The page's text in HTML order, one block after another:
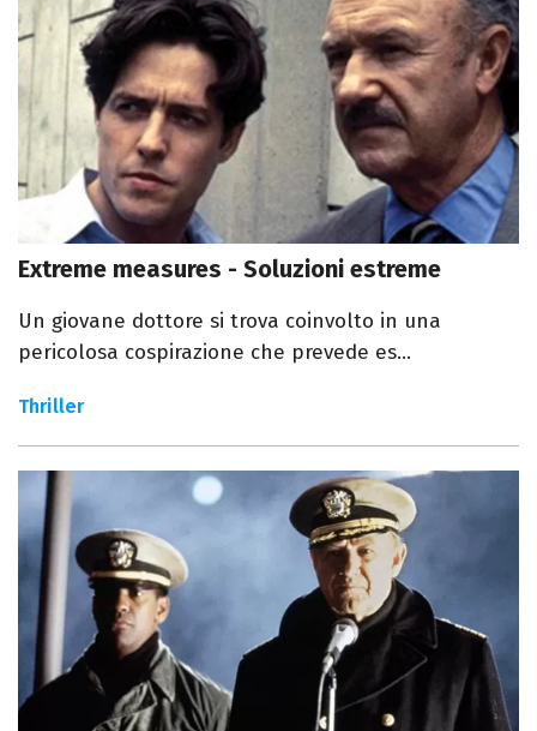
Extreme measures - Soluzioni estreme
Un giovane dottore si trova coinvolto in una
pericolosa cospirazione che prevede es...
Thriller